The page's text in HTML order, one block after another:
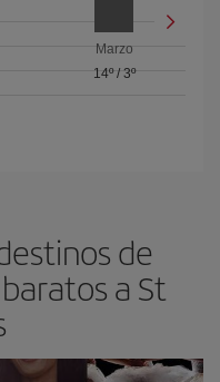
Marzo
14º/ 3º
de
a St